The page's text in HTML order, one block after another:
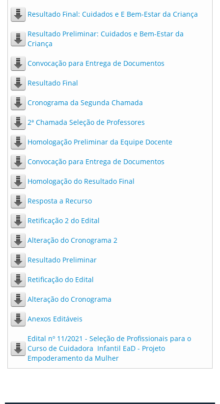
Resultado Final: Cuidados e E Bem-Estar da Criança
Resultado Preliminar: Cuidados e Bem-Estar da
Criança
Convocação para Entrega de Documentos
Resultado Final
Cronograma da Segunda Chamada
2ª Chamada Seleção de Professores
Homologação Preliminar da Equipe Docente
Convocação para Entrega de Documentos
Homologação do Resultado Final
Resposta a Recurso
Retificação 2 do Edital
Alteração do Cronograma 2
Resultado Preliminar
Retificação do Edital
Alteração do Cronograma
Anexos Editáveis
Edital nº 11/2021 - Seleção de Profissionais para o
Curso de Cuidadora Infantil EaD - Projeto
Empoderamento da Mulher